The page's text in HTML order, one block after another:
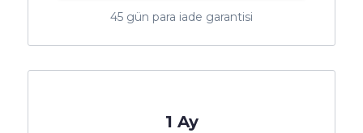
1 Ay
45 gün para iade garantisi